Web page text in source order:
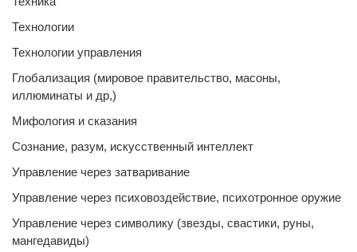
Технологии
Технологии управления
Глобализация (мировое правительство, масоны,
иллюминаты и др,)
Мифология и сказания
Сознание, разум, искусственный интеллект
Управление через затваривание
Управление через психовоздействие, психотронное оружие
Управление через символику (звезды, свастики, руны,
мангедавиды)